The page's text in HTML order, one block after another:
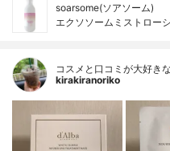
soarsome(ソアソーム)
エクソソームミストロー
コスメと口コミが大好き
kirakiranoriko